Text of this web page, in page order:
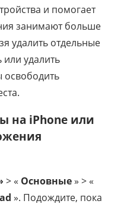
и помогает
занимают больше
удалить отдельные
удалить
на iPhone или
> « Основные» > «
». Подождите, пока